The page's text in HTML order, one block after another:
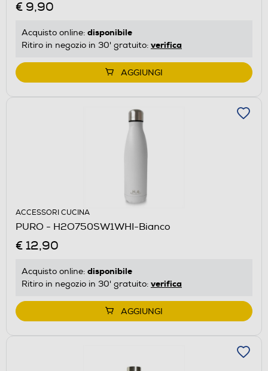
€ 9,90
Acquisto online: disponibile
Ritiro in negozio in 30' gratuito: verifica
AGGIUNGI
ACCESSORI CUCINA
PURO - H2O750SW1WHI-Bianco
€ 12,90
Acquisto online: disponibile
Ritiro in negozio in 30' gratuito: verifica
AGGIUNGI